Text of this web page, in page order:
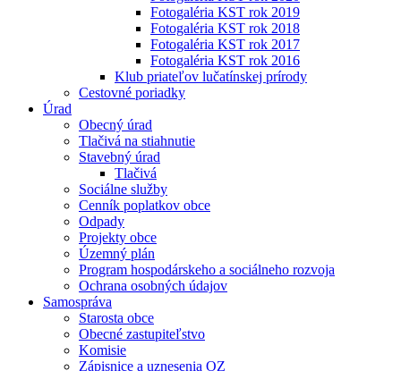
Fotogaléria KST rok 2019
Fotogaléria KST rok 2018
Fotogaléria KST rok 2017
Fotogaléria KST rok 2016
Klub priateľov lučatínskej prírody
Cestovné poriadky
Úrad
Obecný úrad
Tlačivá na stiahnutie
Stavebný úrad
Tlačivá
Sociálne služby
Cenník poplatkov obce
Odpady
Projekty obce
Územný plán
Program hospodárskeho a sociálneho rozvoja
Ochrana osobných údajov
Samospráva
Starosta obce
Obecné zastupiteľstvo
Komisie
Zápisnice a uznesenia OZ